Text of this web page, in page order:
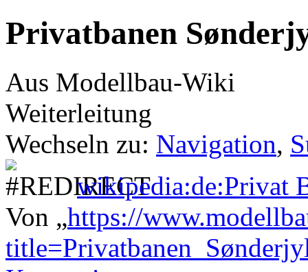
Privatbanen
Aus Modellbau-Wiki
Weiterleitung
Wechseln zu: Navigation,
wikipedia:de:Privat
Von „https://